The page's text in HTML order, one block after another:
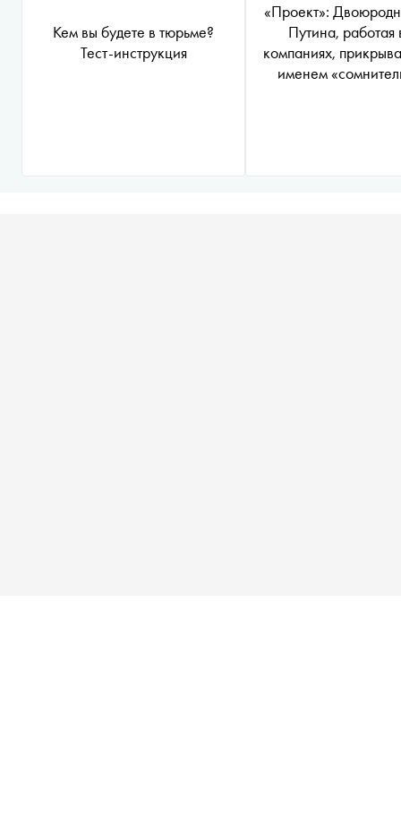
Кем вы будете в тюрьме?
Тест-инструкция
«Проект»:
Путина, работая
компаниях,
именем